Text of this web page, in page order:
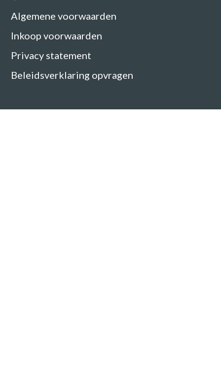
Algemene voorwaarden
Inkoop voorwaarden
Privacy statement
Beleidsverklaring opvragen